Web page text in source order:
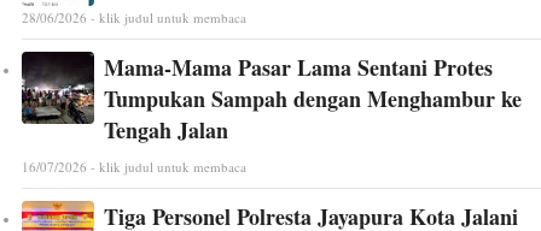
28/06/2026 - klik judul untuk membaca
Mama-Mama Pasar Lama Sentani Protes
Tumpukan Sampah dengan Menghambur ke
Tengah Jalan
16/07/2026 - klik judul untuk membaca
Tiga Personel Polresta Jayapura Kota Jalani